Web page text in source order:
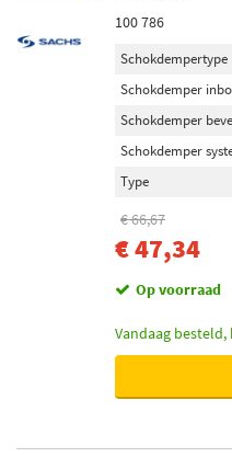
Telescoop-schokdemper
Klem onderaan (4)
Niet op voorraad (27)
100 786
Schokdempertype
Schokdemper
Schokdemper
Schokdemper
Type
€ 66,67
€ 47,34
Op voorraad
Vandaag